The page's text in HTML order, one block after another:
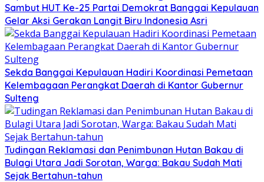
Sambut HUT Ke-25 Partai Demokrat Banggai Kepulauan
Gelar Aksi Gerakan Langit Biru Indonesia Asri
Sekda Banggai Kepulauan Hadiri Koordinasi Pemetaan
Kelembagaan Perangkat Daerah di Kantor Gubernur
Sulteng
Tudingan Reklamasi dan Penimbunan Hutan Bakau di
Bulagi Utara Jadi Sorotan, Warga: Bakau Sudah Mati
Sejak Bertahun-tahun